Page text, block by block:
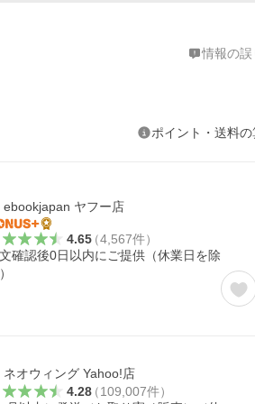
情報の
ポイント・送料
ebookjapan ヤフー店
4.65（4,567件）
確認後0日以内にご提供（休業日を除
ネオウィング Yahoo!店
4.28（109,007件）